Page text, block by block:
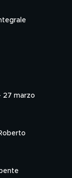
27 marzo